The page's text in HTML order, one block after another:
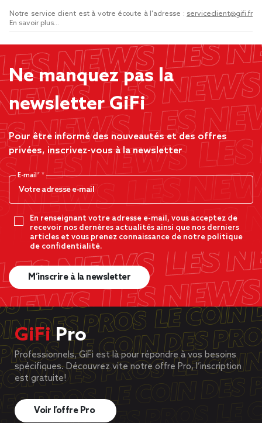
Notre service client est à votre écoute à l'adresse : serviceclient@gifi.fr
En savoir plus...
Ne manquez pas la
newsletter GiFi
Pour être informé des nouveautés et des offres
privées, inscrivez-vous à la newsletter
E-mail*
En renseignant votre adresse e-mail, vous acceptez de
recevoir nos dernères actualités ainsi que nos derniers
articles et vous prenez connaissance de notre politique
de confidentialité.
M’inscrire à la newsletter
GiFiPro
Professionnels, GiFi est là pour répondre à vos besoins
spécifiques. Découvrez vite notre offre Pro, l’inscription
est gratuite!
Voir l’offre Pro